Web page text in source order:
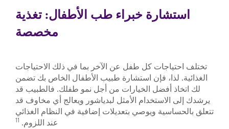
استشارة خبراء طب الأطفال: تغذية
مخصصة
تختلف احتياجات كل طفل عن الآخر بما في ذلك الاحتياجات
الغذائية. لذا، فإن استشارة طبيب الأطفال الخاص بك تضمن
لك اتخاذ أفضل الخيارات من أجل نمو طفلك. فالطبيب قد
يرشدك إلى الاستخدام الأمثل لبدياشور ويعالج أي مخاوف قد
تتعلق بالحساسية ويوصي بتعديلات إضافية في النظام الغذائي
عند اللزوم. 11